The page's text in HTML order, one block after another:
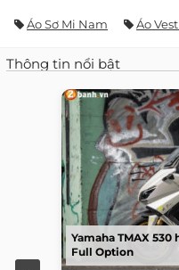
Áo Sơ Mi Nam Áo
Thông tin nổi bật
Yamaha TMAX
Full Option